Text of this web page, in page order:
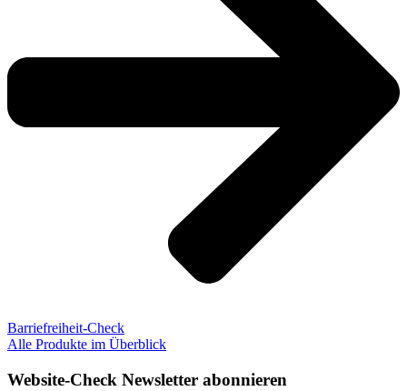
Barriefreiheit-Check
Alle Produkte im Überblick
Website-Check Newsletter abonnieren